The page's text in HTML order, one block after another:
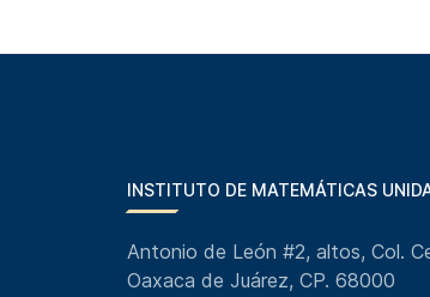
INSTITUTO DE MATEMÁTICAS
Antonio de León #2, altos, Col.
Oaxaca de Juárez, CP. 68000